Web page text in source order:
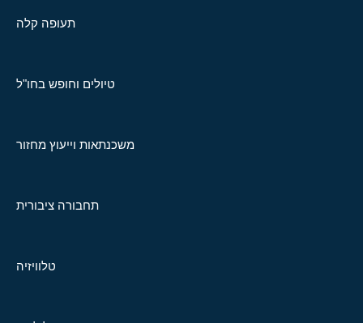
תעופה קלה
טיולים וחופש בחו"ל
משכנתאות וייעוץ מחזור
תחבורה ציבורית
טלוויזיה